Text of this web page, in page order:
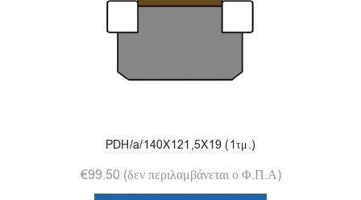
PDH/a/140X121,5X19 (1τμ.)
€99.50 (δεν περιλαμβάνεται ο Φ.Π.Α)